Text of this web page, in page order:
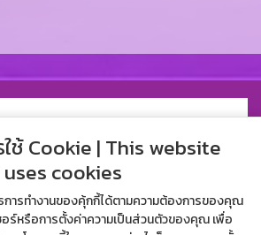
ช้ Cookie | This website
uses cookies
ารทำงานของคุ้กกี้ได้ตามความต้องการของคุณ
อร์หรือการตั้งค่าความเป็นส่วนตัวของคุณ เพื่อ